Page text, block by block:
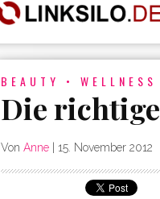
BEAUTY •
Die
Von Anne 15. November 2012